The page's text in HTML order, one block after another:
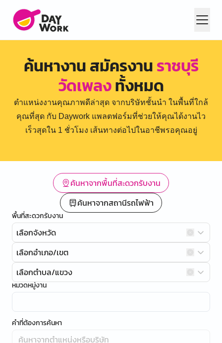
ค้นหางาน สมัครงานราชบุรี
วัดเพลงทั้งหมด
ตำแหน่งงานคุณภาพดีล่าสุด จากบริษัทชั้นนำ ในพื้นที่ใกล้
คุณที่สุด กับ Daywork แพลตฟอร์มที่ช่วยให้คุณได้งานไว
เร็วสุดใน 1 ชั่วโมง เส้นทางต่อไปในอาชีพรอคุณอยู่
ค้นหาจากพื้นที่สะดวกรับงาน
ค้นหาจากสถานีรถไฟฟ้า
พื้นที่สะดวกรับงาน
เลือกจังหวัด
เลือกอำเภอ/เขต
เลือกตำบล/แขวง
หมวดหมู่งาน
คำที่ต้องการค้นหา